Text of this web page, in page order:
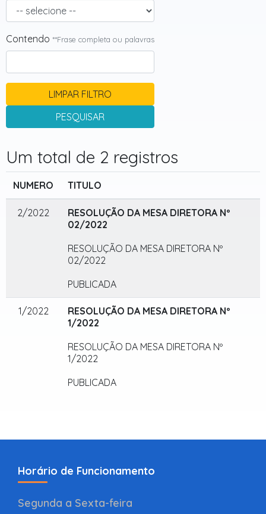
Contendo **Frase completa ou palavras
LIMPAR FILTRO
PESQUISAR
Um total de 2 registros
NUMERO TITULO
2/2022
RESOLUÇÃO DA MESA DIRETORA Nº
02/2022
RESOLUÇÃO DA MESA DIRETORA Nº
02/2022
PUBLICADA
1/2022
RESOLUÇÃO DA MESA DIRETORA Nº
1/2022
RESOLUÇÃO DA MESA DIRETORA Nº
1/2022
PUBLICADA
Horário de Funcionamento
Segunda a Sexta-feira